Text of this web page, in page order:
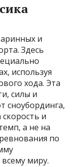
и
Здесь
используя
хода. Эта
силы и
сноубординга,
и
а не на
по
миру.